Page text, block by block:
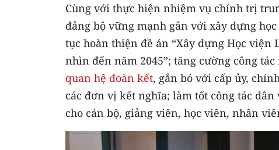
Cùng với thực hiện nhiệm vụ chính trị
đảng bộ vững mạnh gắn với xây dựng
tục hoàn thiện đề án “Xây dựng Học
nhìn đến năm 2045”; tăng cường công
quan hệ đoàn kết, gắn bó với cấp ủy,
các đơn vị kết nghĩa; làm tốt công tác
cho cán bộ, giảng viên, học viên, nhân